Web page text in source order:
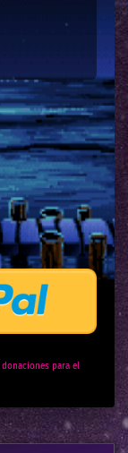
para el